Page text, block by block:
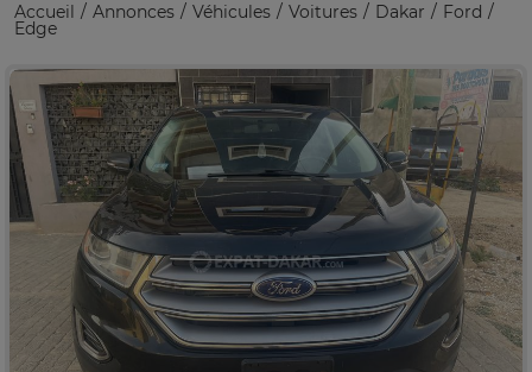
Accueil
Annonces Véhicules Voitures Dakar Ford
Edge